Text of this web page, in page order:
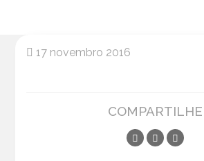
17 novembro 2016
COMPARTILHE